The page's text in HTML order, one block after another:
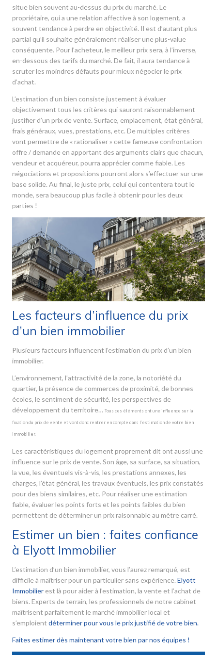
situe bien souvent au-dessus du prix du marché. Le
propriétaire, qui a une relation affective à son logement, a
souvent tendance à perdre en objectivité. Il est d’autant plus
partial qu’il souhaite généralement réaliser une plus-value
conséquente. Pour l’acheteur, le meilleur prix sera, à l’inverse,
en-dessous des tarifs du marché. De fait, il aura tendance à
scruter les moindres défauts pour mieux négocier le prix
d’achat.
L’estimation d’un bien consiste justement à évaluer
objectivement tous les critères qui sauront raisonnablement
justifier d’un prix de vente. Surface, emplacement, état général,
frais généraux, vues, prestations, etc. De multiples critères
vont permettre de « rationaliser » cette fameuse confrontation
offre / demande en apportant des arguments clairs que chacun,
vendeur et acquéreur, pourra apprécier comme fiable. Les
négociations et propositions pourront alors s’effectuer sur une
base solide. Au final, le juste prix, celui qui contentera tout le
monde, sera beaucoup plus facile à obtenir pour les deux
parties !
Les facteurs d’influence du prix
d’un bien immobilier
Plusieurs facteurs influencent l’estimation du prix d’un bien
immobilier.
L’environnement, l’attractivité de la zone, la notoriété du
quartier, la présence de commerces de proximité, de bonnes
écoles, le sentiment de sécurité, les perspectives de
développement du territoire… Tous ces éléments ont une influence sur la
fixation du prix de vente et vont donc rentrer en compte dans l’estimation de votre bien
immobilier.
Les caractéristiques du logement proprement dit ont aussi une
influence sur le prix de vente. Son âge, sa surface, sa situation,
la vue, les éventuels vis-à-vis, les prestations annexes, les
charges, l’état général, les travaux éventuels, les prix constatés
pour des biens similaires, etc. Pour réaliser une estimation
fiable, évaluer les points forts et les points faibles du bien
permettent de déterminer un prix raisonnable au mètre carré.
Estimer un bien : faites confiance
à Elyott Immobilier
L’estimation d’un bien immobilier, vous l’aurez remarqué, est
difficile à maîtriser pour un particulier sans expérience. Elyott
Immobilier est là pour aider à l’estimation, la vente et l’achat de
biens. Experts de terrain, les professionnels de notre cabinet
maîtrisent parfaitement le marché immobilier local et
s’emploient déterminer pour vous le prix justifié de votre bien.
Faites estimer dès maintenant votre bien par nos équipes !